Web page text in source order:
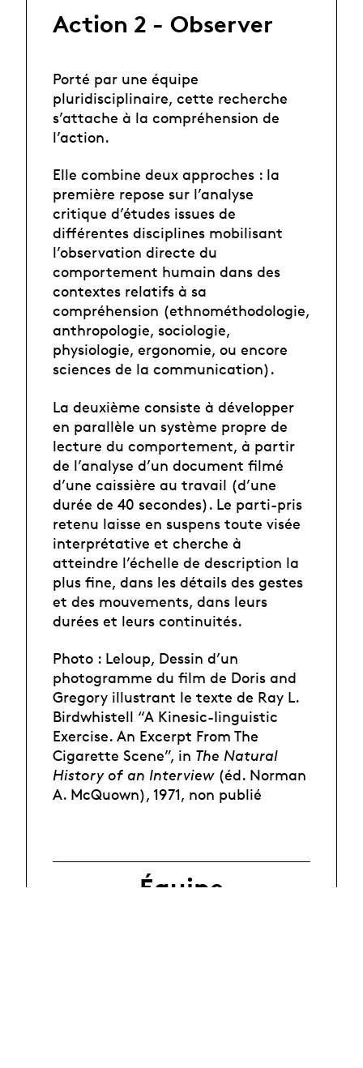
Action 2 - Observer
Porté par une équipe
pluridisciplinaire, cette recherche
s’attache à la compréhension de
l’action.
Elle combine deux approches : la
première repose sur l’analyse
critique d’études issues de
différentes disciplines mobilisant
l’observation directe du
comportement humain dans des
contextes relatifs à sa
compréhension (ethnométhodologie,
anthropologie, sociologie,
physiologie, ergonomie, ou encore
sciences de la communication).
La deuxième consiste à développer
en parallèle un système propre de
lecture du comportement, à partir
de l’analyse d’un document filmé
d’une caissière au travail (d’une
durée de 40 secondes). Le parti-pris
retenu laisse en suspens toute visée
interprétative et cherche à
atteindre l’échelle de description la
plus fine, dans les détails des gestes
et des mouvements, dans leurs
durées et leurs continuités.
Photo : Leloup, Dessin d’un
photogramme du film de Doris and
Gregory illustrant le texte de Ray L.
Birdwhistell “A Kinesic-Iinguistic
Exercise. An Excerpt From The
Cigarette Scene”, in The Natural
History of an Interview(éd. Norman
A. McQuown), 1971, non publié
Équipe